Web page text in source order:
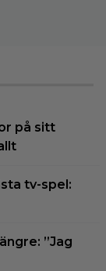
på sitt
tv-spel:
”Jag